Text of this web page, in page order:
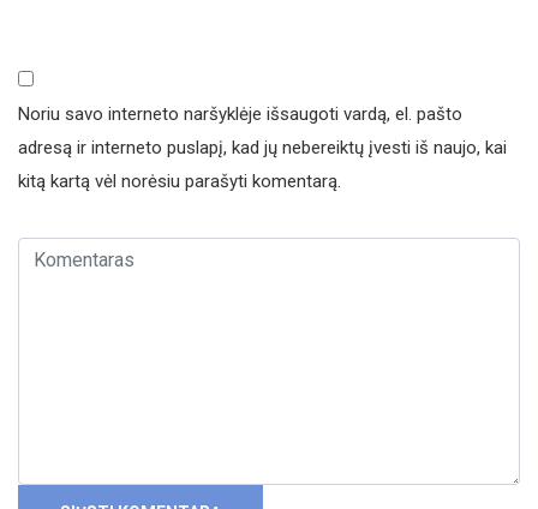
Noriu savo interneto naršyklėje išsaugoti vardą, el. pašto
adresą ir interneto puslapį, kad jų nebereiktų įvesti iš naujo, kai
kitą kartą vėl norėsiu parašyti komentarą.